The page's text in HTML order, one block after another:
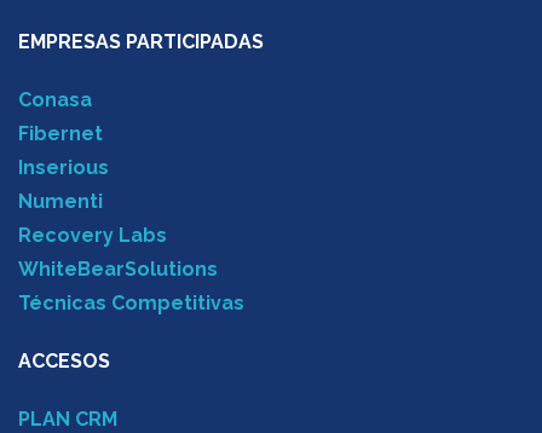
EMPRESAS PARTICIPADAS
Conasa
Fibernet
Inserious
Numenti
Recovery Labs
WhiteBearSolutions
Técnicas Competitivas
ACCESOS
PLAN CRM